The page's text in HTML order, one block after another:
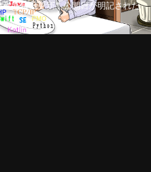
を毎日更新！公開日が明記された